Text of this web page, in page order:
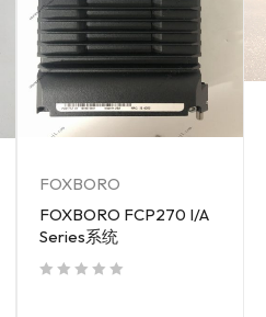
FOXBORO
FOXBORO FCP270 I/A
Series系统